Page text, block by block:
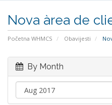
Nova àrea de
Početna WHMCS Obavijesti
By Month